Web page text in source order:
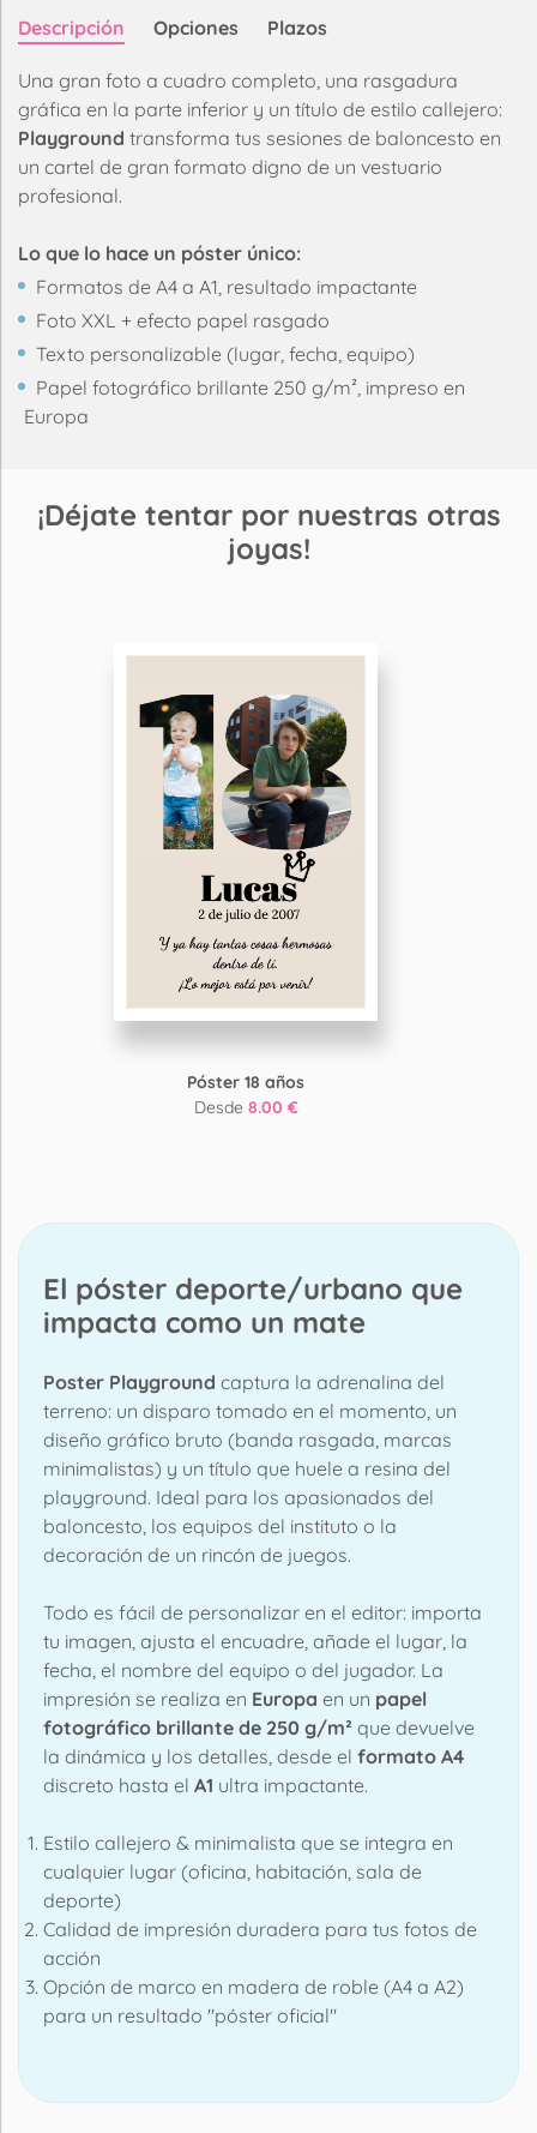
Descripción Opciones Plazos
Una gran foto a cuadro completo, una rasgadura
gráfica en la parte inferior y un título de estilo callejero:
Playground transforma tus sesiones de baloncesto en
un cartel de gran formato digno de un vestuario
profesional.
Lo que lo hace un póster único:
Formatos de A4 a A1, resultado impactante
Foto XXL + efecto papel rasgado
Texto personalizable (lugar, fecha, equipo)
Papel fotográfico brillante 250 g/m², impreso en
Europa
¡Déjate tentar por nuestras otras
joyas!
Póster 18 años
Desde 8.00 €
El póster deporte/urbano que
impacta como un mate
Poster Playground captura la adrenalina del
terreno: un disparo tomado en el momento, un
diseño gráfico bruto (banda rasgada, marcas
minimalistas) y un título que huele a resina del
playground. Ideal para los apasionados del
baloncesto, los equipos del instituto o la
decoración de un rincón de juegos.
Todo es fácil de personalizar en el editor: importa
tu imagen, ajusta el encuadre, añade el lugar, la
fecha, el nombre del equipo o del jugador. La
impresión se realiza en Europa en un papel
fotográfico brillante de 250 g/m² que devuelve
la dinámica y los detalles, desde el formato A4
discreto hasta el A1 ultra impactante.
Estilo callejero & minimalista que se integra en
cualquier lugar (oficina, habitación, sala de
deporte)
Calidad de impresión duradera para tus fotos de
acción
Opción de marco en madera de roble (A4 a A2)
para un resultado "póster oficial"